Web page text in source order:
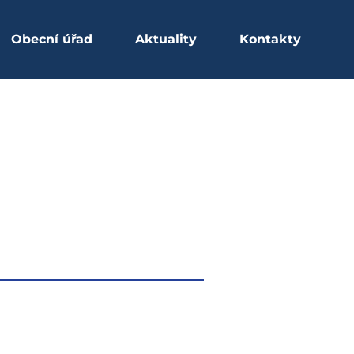
Obecní úřad Aktuality Kontakty